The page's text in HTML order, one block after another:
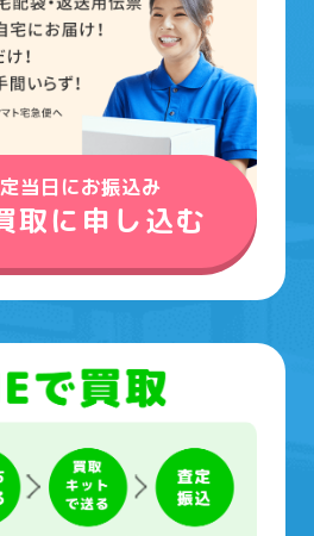
当日にお振込み
取に申し込む